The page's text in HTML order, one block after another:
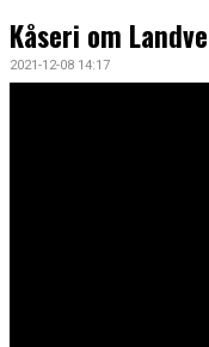
BLI PARTNER TILL LIS
Kåseri om
2021-12-08 14:17